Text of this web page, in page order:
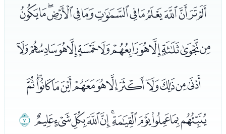
ﭑﭒﭓﭔﭕﭖﭗﭘﭙﭚﭛﭜﭝﭞ
ﭟﭠﭡﭢﭣﭤﭥﭦﭧﭨﭩﭪ
ﭫﭬﭭﭮﭯﭰﭱﭲﭳﭴﭵﭶﭷ
ﭸﭹﭺﭻﭼﭽﭾﭿﮀﮁﮂﮃ